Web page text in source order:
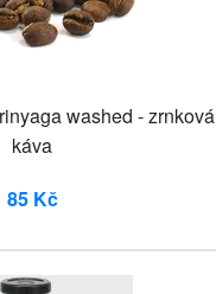
washed - zrnková
káva
85 Kč